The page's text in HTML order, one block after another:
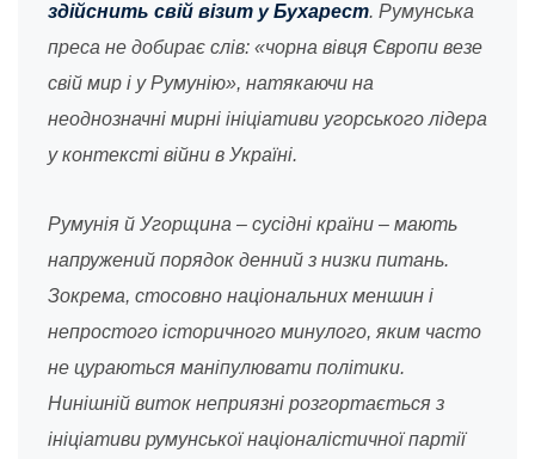
здійснить свій візит у Бухарест. Румунська
преса не добирає слів: «чорна вівця Європи везе
свій мир і у Румунію», натякаючи на
неоднозначні мирні ініціативи угорського лідера
у контексті війни в Україні.
Румунія й Угорщина – сусідні країни – мають
напружений порядок денний з низки питань.
Зокрема, стосовно національних меншин і
непростого історичного минулого, яким часто
не цураються маніпулювати політики.
Нинішній виток неприязні розгортається з
ініціативи румунської націоналістичної партії